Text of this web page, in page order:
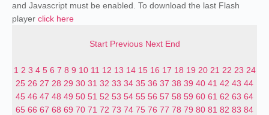
and Javascript must be enabled. To download the last Flash
player click here
Start Previous Next End
1 2 3 4 5 6 7 8 9 10 11 12 13 14 15 16 17 18 19 20 21 22 23 24
25 26 27 28 29 30 31 32 33 34 35 36 37 38 39 40 41 42 43 44
45 46 47 48 49 50 51 52 53 54 55 56 57 58 59 60 61 62 63 64
65 66 67 68 69 70 71 72 73 74 75 76 77 78 79 80 81 82 83 84